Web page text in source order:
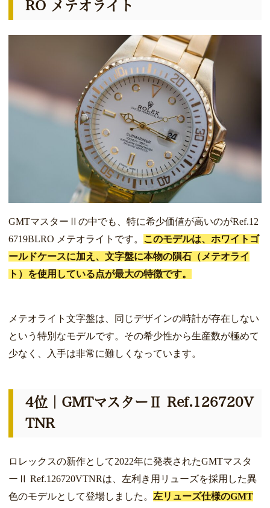
RO メテオライト
GMTマスターⅡの中でも、特に希少価値が高いのがRef.12
6719BLRO メテオライトです。 このモデルは、ホワイトゴ
ールドケースに加え、文字盤に本物の隕石（メテオライ
ト）を使用している点が最大の特徴です。
メテオライト文字盤は、同じデザインの時計が存在しない
という特別なモデルです。その希少性から生産数が極めて
少なく、入手は非常に難しくなっています。
4位｜GMTマスターⅡ Ref.126720V
TNR
ロレックスの新作として2022年に発表されたGMTマスタ
ーⅡ Ref.126720VTNRは、左利き用リューズを採用した異
色のモデルとして登場しました。左リューズ仕様のGMT